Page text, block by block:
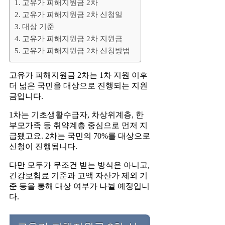
고유가 피해지원금 2차
고유가 피해지원금 2차 신청일
대상 기준
고유가 피해지원금 2차 지원금
고유가 피해지원금 2차 신청방법
고유가 피해지원금 2차는 1차 지원 이후
더 넓은 국민을 대상으로 진행되는 지원
금입니다.
1차는 기초생활수급자, 차상위계층, 한
부모가족 등 취약계층 중심으로 먼저 지
급됐고요. 2차는 국민의 70%를 대상으로
신청이 진행됩니다.
다만 모두가 무조건 받는 방식은 아니고,
건강보험료 기준과 고액 자산가 제외 기
준 등을 통해 대상 여부가 나뉠 예정입니
다.